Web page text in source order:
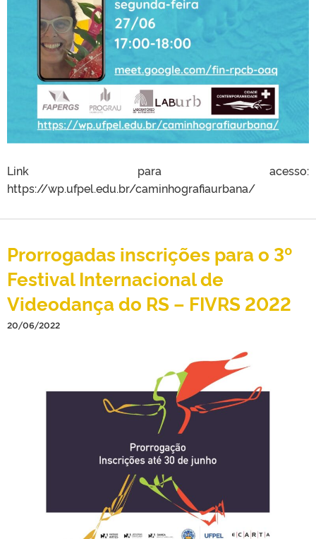
Link para acesso:
https://wp.ufpel.edu.br/caminhografiaurbana/
Prorrogadas inscrições para o 3º
Festival Internacional de
Videodança do RS – FIVRS 2022
20/06/2022